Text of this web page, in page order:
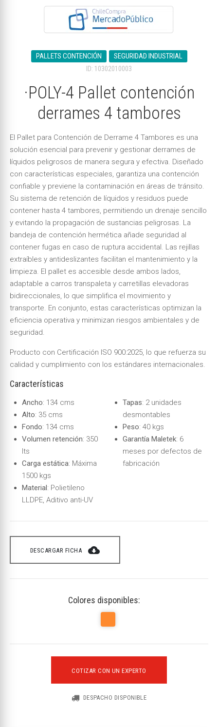
PALLETS CONTENCIÓN
SEGURIDAD INDUSTRIAL
ID: 10302010003
·POLY-4 Pallet contención
derrames 4 tambores
El Pallet para Contención de Derrame 4 Tambores es una
solución esencial para prevenir y gestionar derrames de
líquidos peligrosos de manera segura y efectiva. Diseñado
con características especiales, garantiza una contención
confiable y previene la contaminación en áreas de tránsito.
Su sistema de retención de líquidos y residuos puede
contener hasta 4 tambores, permitiendo un drenaje sencillo
y evitando la propagación de sustancias peligrosas. La
bandeja de contención hermética añade seguridad al
contener fugas en caso de ruptura accidental. Las rejillas
extraíbles y antideslizantes facilitan el mantenimiento y la
limpieza. El pallet es accesible desde ambos lados,
adaptable a carros transpaleta y carretillas elevadoras
bidireccionales, lo que simplifica el movimiento y
transporte. En conjunto, estas características optimizan la
eficiencia operativa y minimizan riesgos ambientales y de
seguridad.
Producto con Certificación ISO 900:2025, lo que refuerza su
calidad y cumplimiento con los estándares internacionales.
Características
Ancho: 134 cms
Alto: 35 cms
Fondo: 134 cms
Volumen retención: 350
lts
Carga estática: Máxima
1500 kgs
Material: Polietileno
LLDPE, Aditivo anti-UV
Tapas: 2 unidades
desmontables
Peso: 40 kgs
Garantía Maletek: 6
meses por defectos de
fabricación
DESCARGAR FICHA cloud_download
Colores disponibles:
COTIZAR CON UN EXPERTO
DESPACHO DISPONIBLE